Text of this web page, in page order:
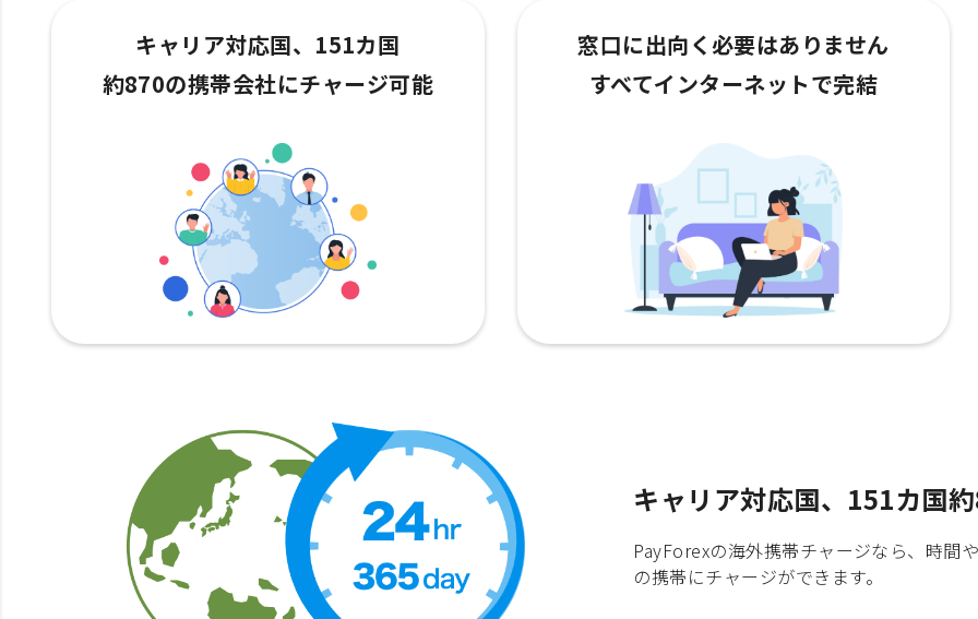
キャリア対応国、151カ国
約870の携帯会社にチャージ可能
窓口に出向く必要はありません
すべてインターネットで完結
キャリア対応国、151カ国
PayForexの海外携帯チャージなら、時間
の携帯にチャージができます。